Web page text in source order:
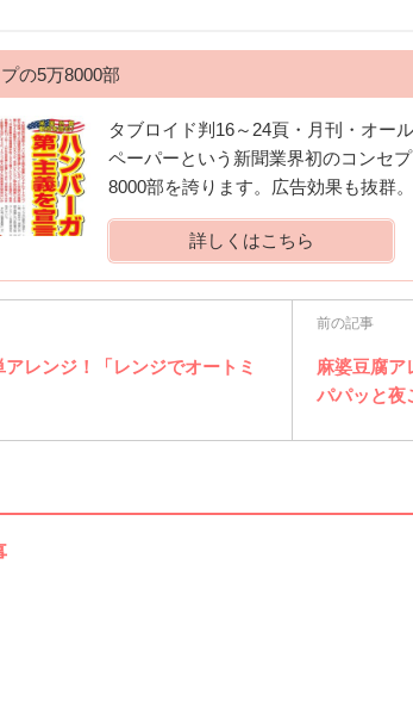
の5万8000部
タブロイド判16～24頁・月刊・オー
ペーパーという新聞業界初のコンセ
8000部を誇ります。広告効果も抜群
詳しくはこちら
アレンジ！「レンジでオートミ
前の記事
麻婆豆腐ア
パパッと夜